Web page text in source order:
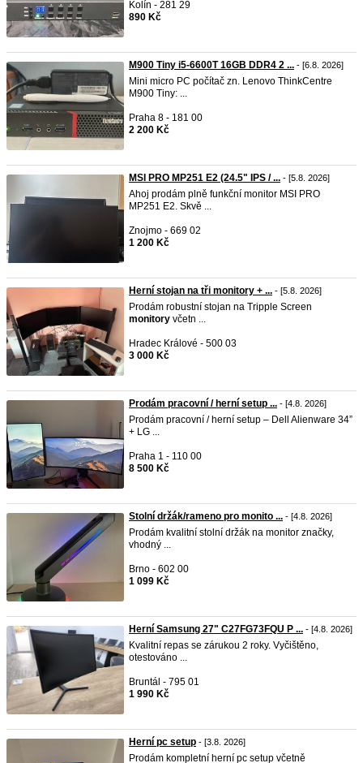
Kolín - 281 29
890 Kč
M900 Tiny i5-6600T 16GB DDR4 2 ... - [6.8. 2026]
Mini micro PC počítač zn. Lenovo ThinkCentre
M900 Tiny: ...
Praha 8 - 181 00
2 200 Kč
MSI PRO MP251 E2 (24.5" IPS / ... - [5.8. 2026]
Ahoj prodám plně funkční monitor MSI PRO
MP251 E2. Skvě ...
Znojmo - 669 02
1 200 Kč
Herní stojan na tři monitory + ... - [5.8. 2026]
Prodám robustní stojan na Tripple Screen
monitory včetn ...
Hradec Králové - 500 03
3 000 Kč
Prodám pracovní / herní setup ... - [4.8. 2026]
Prodám pracovní / herní setup – Dell Alienware 34”
+ LG ...
Praha 1 - 110 00
8 500 Kč
Stolní držák/rameno pro monito ... - [4.8. 2026]
Prodám kvalitní stolní držák na monitor značky,
vhodný ...
Brno - 602 00
1 099 Kč
Herní Samsung 27" C27FG73FQU P ... - [4.8. 2026]
Kvalitní repas se zárukou 2 roky. Vyčištěno,
otestováno ...
Bruntál - 795 01
1 990 Kč
Herní pc setup - [3.8. 2026]
Prodám kompletní herní pc setup včetně